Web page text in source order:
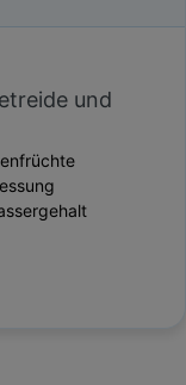
und